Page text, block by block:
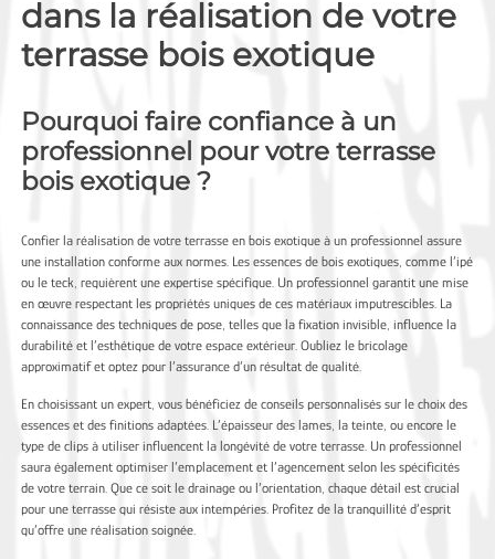
dans la réalisation de votre
terrasse bois exotique
Pourquoi faire confiance à un
professionnel pour votre terrasse
bois exotique ?
Confier la réalisation de votre terrasse en bois exotique à un professionnel assure
une installation conforme aux normes. Les essences de bois exotiques, comme l’ipé
ou le teck, requièrent une expertise spécifique. Un professionnel garantit une mise
en œuvre respectant les propriétés uniques de ces matériaux imputrescibles. La
connaissance des techniques de pose, telles que la fixation invisible, influence la
durabilité et l’esthétique de votre espace extérieur. Oubliez le bricolage
approximatif et optez pour l’assurance d’un résultat de qualité.
En choisissant un expert, vous bénéficiez de conseils personnalisés sur le choix des
essences et des finitions adaptées. L’épaisseur des lames, la teinte, ou encore le
type de clips à utiliser influencent la longévité de votre terrasse. Un professionnel
saura également optimiser l’emplacement et l’agencement selon les spécificités
de votre terrain. Que ce soit le drainage ou l’orientation, chaque détail est crucial
pour une terrasse qui résiste aux intempéries. Profitez de la tranquillité d’esprit
qu’offre une réalisation soignée.